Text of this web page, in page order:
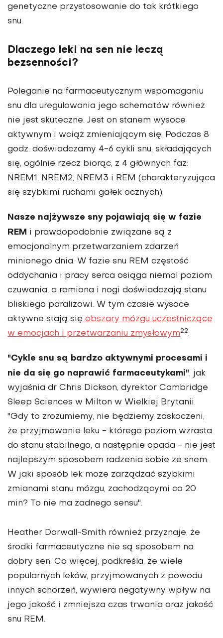
genetyczne przystosowanie do tak krótkiego
snu.
Dlaczego leki na sen nie leczą
bezsenności?
Poleganie na farmaceutycznym wspomaganiu
snu dla uregulowania jego schematów również
nie jest skuteczne. Jest on stanem wysoce
aktywnym i wciąż zmieniającym się. Podczas 8
godz. doświadczamy 4-6 cykli snu, składających
się, ogólnie rzecz biorąc, z 4 głównych faz:
NREM1, NREM2, NREM3 i REM (charakteryzująca
się szybkimi ruchami gałek ocznych).
Nasze najżywsze sny pojawiają się w fazie
REM i prawdopodobnie związane są z
emocjonalnym przetwarzaniem zdarzeń
minionego dnia. W fazie snu REM częstość
oddychania i pracy serca osiąga niemal poziom
czuwania, a ramiona i nogi doświadczają stanu
bliskiego paraliżowi. W tym czasie wysoce
aktywne stają się obszary mózgu uczestniczące
w emocjach i przetwarzaniu zmysłowym22.
"Cykle snu są bardzo aktywnymi procesami i
nie da się go naprawić farmaceutykami", jak
wyjaśnia dr Chris Dickson, dyrektor Cambridge
Sleep Sciences w Milton w Wielkiej Brytanii.
"Gdy to zrozumiemy, nie będziemy zaskoczeni,
że przyjmowanie leku - którego poziom wzrasta
do stanu stabilnego, a następnie opada - nie jest
najlepszym sposobem radzenia sobie ze snem.
W jaki sposób lek może zarządzać szybkimi
zmianami stanu mózgu, zachodzącymi co 20
min? To nie ma żadnego sensu".
Heather Darwall-Smith również przyznaje, że
środki farmaceutyczne nie są sposobem na
dobry sen. Co więcej, podkreśla, że wiele
popularnych leków, przyjmowanych z powodu
innych schorzeń, wywiera negatywny wpływ na
jego jakość i zmniejsza czas trwania oraz jakość
snu REM.